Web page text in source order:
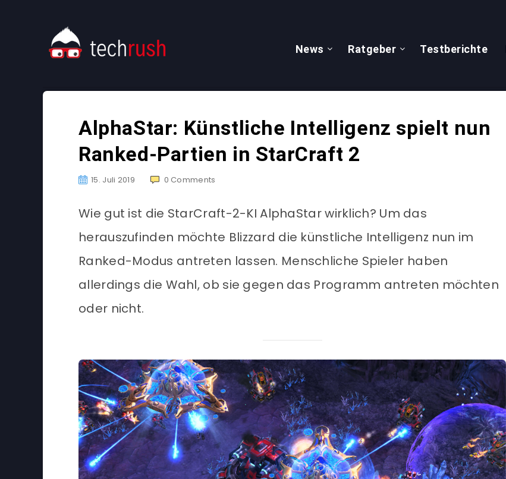
News Ratgeber Testberichte
AlphaStar: Künstliche Intelligenz spielt nun
Ranked-Partien in StarCraft 2
15. Juli 2019 0 Comments
Wie gut ist die StarCraft-2-KI AlphaStar wirklich? Um das
herauszufinden möchte Blizzard die künstliche Intelligenz nun im
Ranked-Modus antreten lassen. Menschliche Spieler haben
allerdings die Wahl, ob sie gegen das Programm antreten möchten
oder nicht.